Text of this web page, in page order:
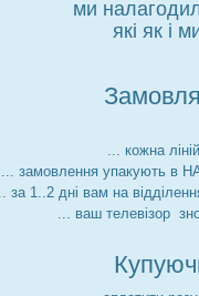
ми
які як і
... кожна
... замовлення упакують в
... за 1..2 дні вам на
... ваш телевізор